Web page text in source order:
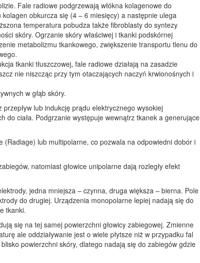
Fale radiowe podgrzewają włókna kolagenowe do
obkurcza się (4 – 6 miesięcy) a następnie ulega
temperatura pobudza także fibroblasty do syntezy
skóry. Ogrzanie skóry właściwej i tkanki podskórnej
metabolizmu tkankowego, zwiększenie transportu tlenu do
tkanki tłuszczowej, fale radiowe działają na zasadzie
nie niszcząc przy tym otaczających naczyń krwionośnych i
w głąb skóry.
lub indukcję prądu elektrycznego wysokiej
do ciała. Podgrzanie występuje wewnątrz tkanek a generujące
lub multipolarne, co pozwala na odpowiedni dobór i
natomiast głowice unipolarne dają rozległy efekt
jedna mniejsza – czynna, druga większa – bierna. Pole
do drugiej. Urządzenia monopolarne lepiej nadają się do
tkanki.
się na tej samej powierzchni głowicy zabiegowej. Zmienne
ale oddziaływanie jest o wiele płytsze niż w przypadku fal
powierzchni skóry, dlatego nadają się do zabiegów gdzie